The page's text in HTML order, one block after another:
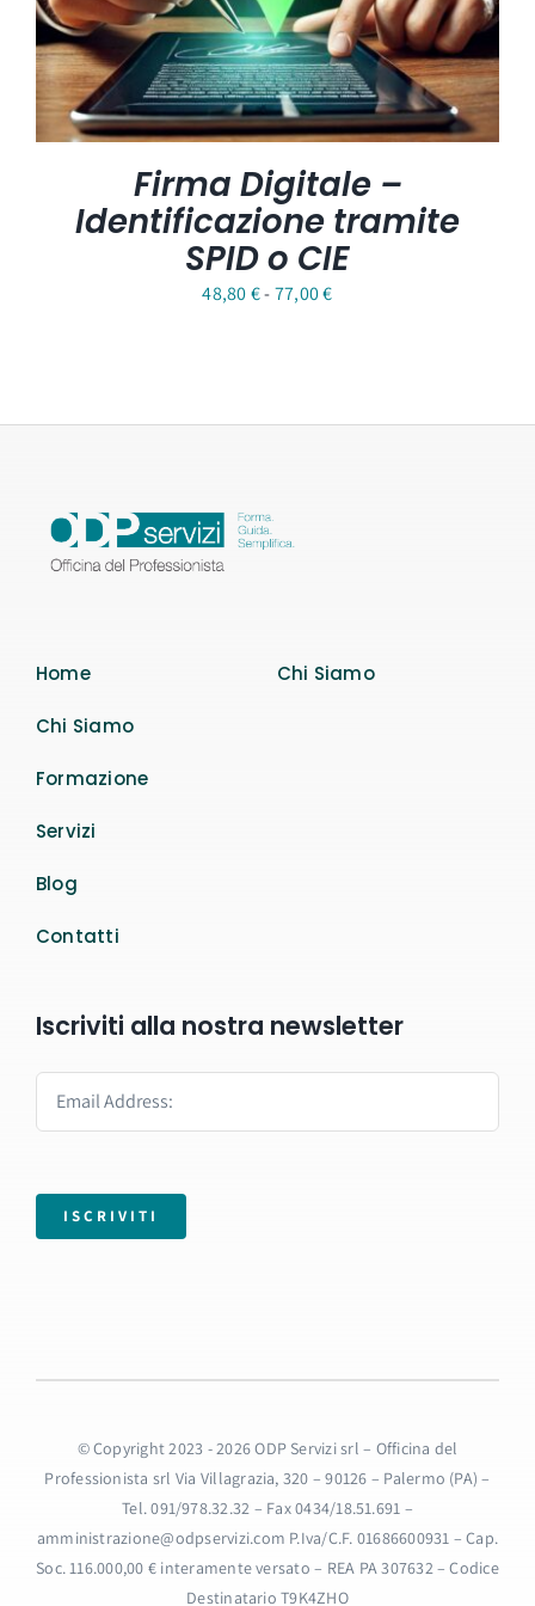
Firma Digitale –
Identificazione tramite
SPID o CIE
48,80€-77,00€Fascia
48,80 €
Home
Chi Siamo
Formazione
Servizi
Blog
Contatti
Chi Siamo
Iscriviti alla nostra newsletter
ISCRIVITI
© Copyright 2023 - 2026 ODP Servizi srl – Officina del
Professionista srl Via Villagrazia, 320 – 90126 – Palermo (PA) –
Tel. 091/978.32.32 – Fax 0434/18.51.691 –
amministrazione@odpservizi.com P.Iva/C.F. 01686600931 – Cap.
Soc. 116.000,00 € interamente versato – REA PA 307632 – Codice
Destinatario T9K4ZHO